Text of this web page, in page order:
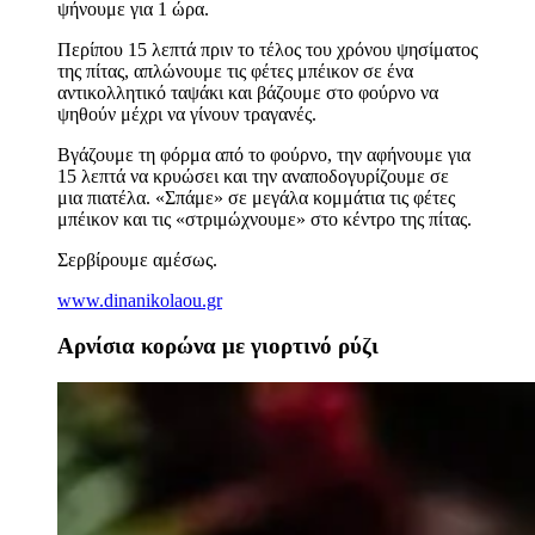
ψήνουμε για 1 ώρα.
Περίπου 15 λεπτά πριν το τέλος του χρόνου ψησίματος
της πίτας, απλώνουμε τις φέτες μπέικον σε ένα
αντικολλητικό ταψάκι και βάζουμε στο φούρνο να
ψηθούν μέχρι να γίνουν τραγανές.
Βγάζουμε τη φόρμα από το φούρνο, την αφήνουμε για
15 λεπτά να κρυώσει και την αναποδογυρίζουμε σε
μια πιατέλα. «Σπάμε» σε μεγάλα κομμάτια τις φέτες
μπέικον και τις «στριμώχνουμε» στο κέντρο της πίτας.
Σερβίρουμε αμέσως.
www.dinanikolaou.gr
Αρνίσια κορώνα με γιορτινό ρύζι